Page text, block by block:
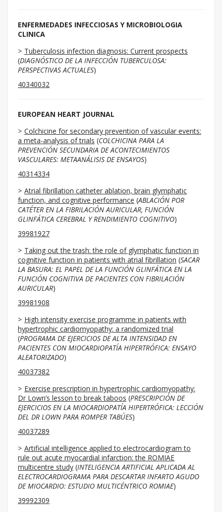
ENFERMEDADES INFECCIOSAS Y MICROBIOLOGIA
CLINICA
Tuberculosis infection diagnosis: Current prospects
(DIAGNÓSTICO DE LA INFECCIÓN TUBERCULOSA:
PERSPECTIVAS ACTUALES)
40340032
EUROPEAN HEART JOURNAL
Colchicine for secondary prevention of vascular events:
a meta-analysis of trials (COLCHICINA PARA LA
PREVENCIÓN SECUNDARIA DE ACONTECIMIENTOS
VASCULARES: METAANÁLISIS DE ENSAYOS)
40314334
Atrial fibrillation catheter ablation, brain glymphatic
function, and cognitive performance (ABLACIÓN POR
CATÉTER EN LA FIBRILACIÓN AURICULAR, FUNCIÓN
GLINFÁTICA CEREBRAL Y RENDIMIENTO COGNITIVO)
39981927
Taking out the trash: the role of glymphatic function in
cognitive function in patients with atrial fibrillation (SACAR
LA BASURA: EL PAPEL DE LA FUNCIÓN GLINFÁTICA EN LA
FUNCIÓN COGNITIVA DE PACIENTES CON FIBRILACIÓN
AURICULAR)
39981908
High intensity exercise programme in patients with
hypertrophic cardiomyopathy: a randomized trial
(PROGRAMA DE EJERCICIOS DE ALTA INTENSIDAD EN
PACIENTES CON MIOCARDIOPATÍA HIPERTRÓFICA: ENSAYO
ALEATORIZADO)
40037382
Exercise prescription in hypertrophic cardiomyopathy:
Dr Lown’s lesson to break taboos (PRESCRIPCIÓN DE
EJERCICIOS EN LA MIOCARDIOPATÍA HIPERTRÓFICA: LECCIÓN
DEL DR LOWN PARA ROMPER TABÚES)
40037289
Artificial intelligence applied to electrocardiogram to
rule out acute myocardial infarction: the ROMIAE
multicentre study (INTELIGENCIA ARTIFICIAL APLICADA AL
ELECTROCARDIOGRAMA PARA DESCARTAR INFARTO AGUDO
DE MIOCARDIO: ESTUDIO MULTICÉNTRICO ROMIAE)
39992309